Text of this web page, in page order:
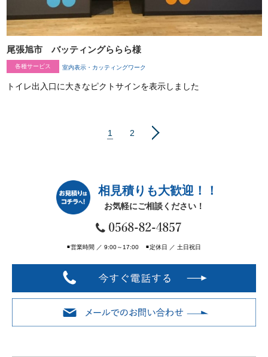
尾張旭市 バッティングららら様
各種サービス 室内表示・カッティングワーク
トイレ出入口に大きなピクトサインを表示しました
1 2
相見積りも大歓迎！！
お気軽にご相談ください！
■営業時間 ／ 9:00～17:00■定休日 ／ 土日祝日